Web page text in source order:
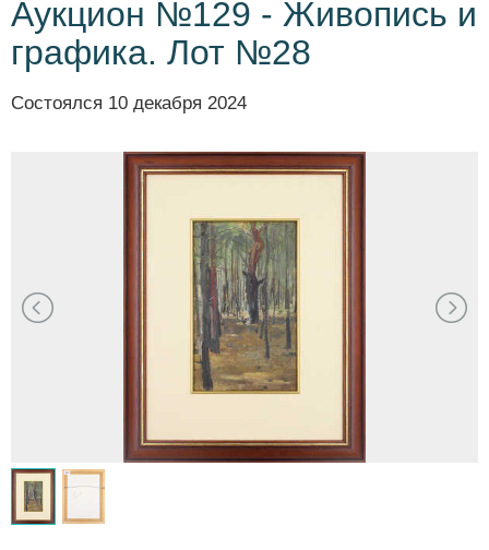
Аукцион №129 - Живопись и
графика. Лот №28
Состоялся 10 декабря 2024